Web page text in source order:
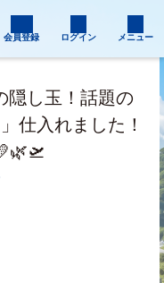
会員登録 ログイン メニュー
隠し玉！話題の
仕入れました！